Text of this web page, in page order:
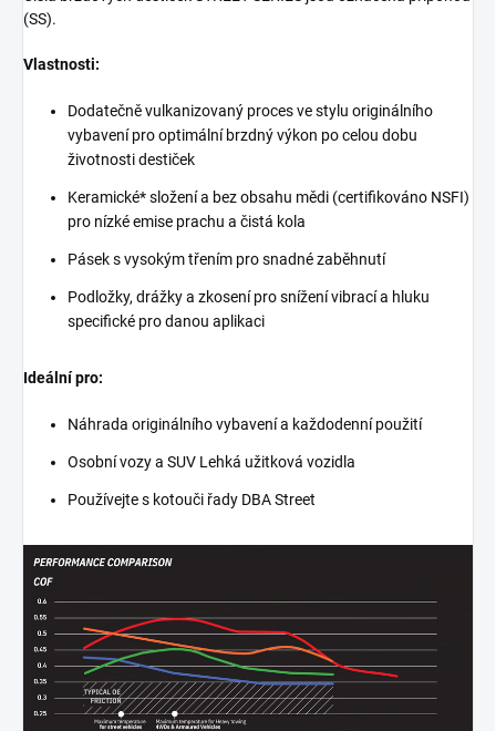
(SS).
Vlastnosti:
Dodatečně vulkanizovaný proces ve stylu originálního
vybavení pro optimální brzdný výkon po celou dobu
životnosti destiček
Keramické* složení a bez obsahu mědi (certifikováno NSFI)
pro nízké emise prachu a čistá kola
Pásek s vysokým třením pro snadné zaběhnutí
Podložky, drážky a zkosení pro snížení vibrací a hluku
specifické pro danou aplikaci
Ideální pro:
Náhrada originálního vybavení a každodenní použití
Osobní vozy a SUV Lehká užitková vozidla
Používejte s kotouči řady DBA Street